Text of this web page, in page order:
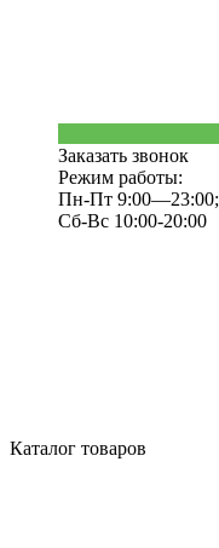
Заказать звонок
Режим работы:
Пн-Пт 9:00—23:00;
Сб-Вс 10:00-20:00
Каталог товаров